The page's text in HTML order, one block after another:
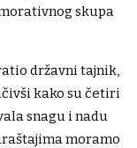
skupa
državni tajnik,
kako su četiri
snagu i nadu
moramo